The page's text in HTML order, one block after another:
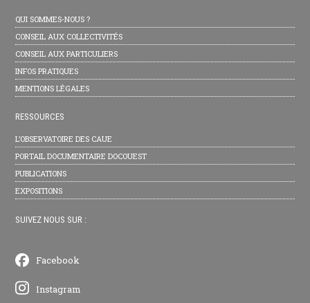
QUI SOMMES-NOUS ?
CONSEIL AUX COLLECTIVITÉS
CONSEIL AUX PARTICULIERS
INFOS PRATIQUES
MENTIONS LÉGALES
RESSOURCES
L’OBSERVATOIRE DES CAUE
PORTAIL DOCUMENTAIRE DOCOUEST
PUBLICATIONS
EXPOSITIONS
SUIVEZ NOUS SUR :
Facebook
Instagram